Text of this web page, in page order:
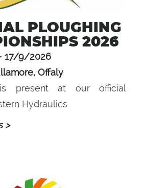
PLOUGHING
2026
17/9/2026
Offaly
present at our official
Hydraulics
>